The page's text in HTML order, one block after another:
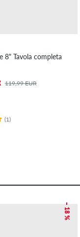
8" Tavola completa
119,99 EUR
(1)
– 18 %